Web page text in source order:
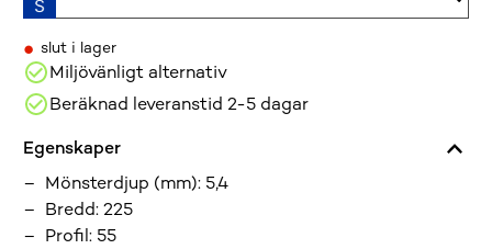
• slut i lager
Miljövänligt alternativ
Beräknad leveranstid 2-5 dagar
Egenskaper
Mönsterdjup (mm): 5,4
Bredd:225
Profil: 55